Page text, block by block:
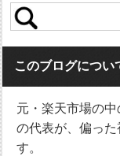
検
索:
このブログについ
元・楽天市場の
の代表が、偏っ
す。